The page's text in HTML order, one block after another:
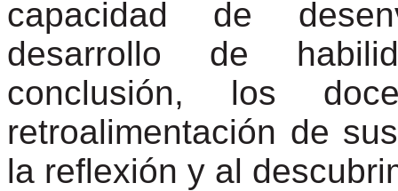
capacidad de
desarrollo de
conclusión, los
retroalimentación de
la reflexión y al